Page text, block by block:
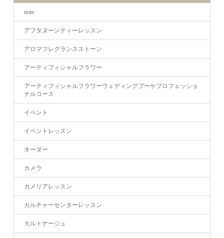
note
アフタヌーンティーレッスン
アロマフレグランスストーン
アーティフィシャルフラワー
アーティフィシャルフラワーウェディングブーケプロフェッショ
ナルコース
イベント
イベントレッスン
オーダー
カメラ
カメリアレッスン
カルチャーセンターレッスン
カルトナージュ